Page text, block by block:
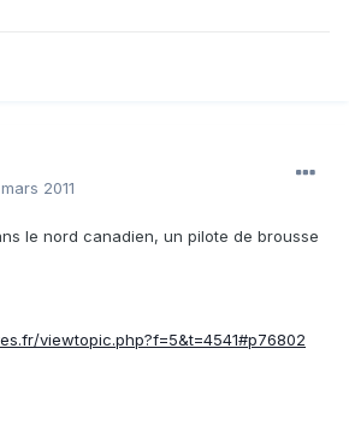
2011
le nord canadien, un pilote de brousse
viewtopic.php?f=5&t=4541#p76802